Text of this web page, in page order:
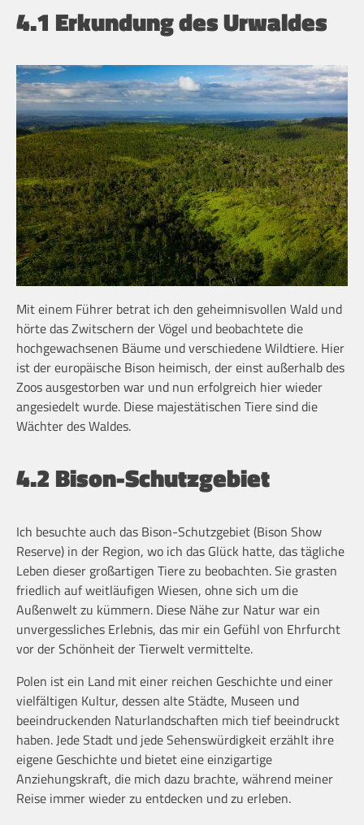
4.1 Erkundung des Urwaldes
Mit einem Führer betrat ich den geheimnisvollen Wald und
hörte das Zwitschern der Vögel und beobachtete die
hochgewachsenen Bäume und verschiedene Wildtiere. Hier
ist der europäische Bison heimisch, der einst außerhalb des
Zoos ausgestorben war und nun erfolgreich hier wieder
angesiedelt wurde. Diese majestätischen Tiere sind die
Wächter des Waldes.
4.2 Bison-Schutzgebiet
Ich besuchte auch das Bison-Schutzgebiet (Bison Show
Reserve) in der Region, wo ich das Glück hatte, das tägliche
Leben dieser großartigen Tiere zu beobachten. Sie grasten
friedlich auf weitläufigen Wiesen, ohne sich um die
Außenwelt zu kümmern. Diese Nähe zur Natur war ein
unvergessliches Erlebnis, das mir ein Gefühl von Ehrfurcht
vor der Schönheit der Tierwelt vermittelte.
Polen ist ein Land mit einer reichen Geschichte und einer
vielfältigen Kultur, dessen alte Städte, Museen und
beeindruckenden Naturlandschaften mich tief beeindruckt
haben. Jede Stadt und jede Sehenswürdigkeit erzählt ihre
eigene Geschichte und bietet eine einzigartige
Anziehungskraft, die mich dazu brachte, während meiner
Reise immer wieder zu entdecken und zu erleben.